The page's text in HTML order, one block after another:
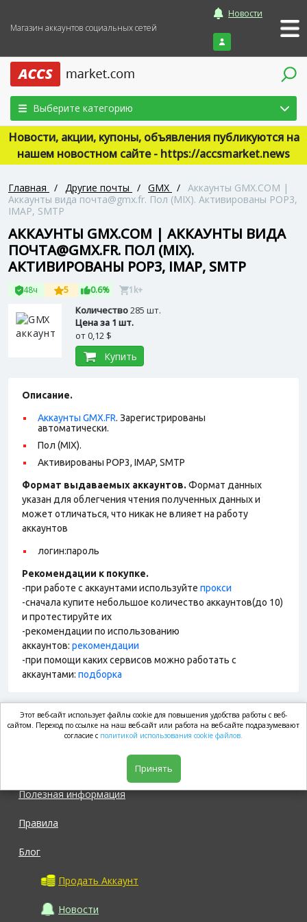
Магазин аккаунтов социальных сетей
Новости
Войти
Выберите категорию
Новости, акции, купоны, объявления публикуются на
нашем новостном сайте - https://accsmarket.news
Главная / Другие почты / GMX / Аккаунты GMX.COM |
Аккаунты вида почта@gmx.fr. Пол (MIX). Активированы POP3,
IMAP, SMTP
АККАУНТЫ GMX.COM | АККАУНТЫ ВИДА
ПОЧТА@GMX.FR. ПОЛ (MIX).
АКТИВИРОВАНЫ POP3, IMAP, SMTP
48ч 5 0.6% 1k+
Количество285 шт.
Цена за 1 шт.
от0,12 $
Купить
Описание.
Аккаунты GMX.FR. Зарегистрированы
автоматически.
Пол (MIX).
Активированы POP3, IMAP, SMTP
Формат выдаваемых аккаунтов. Формат данных
указан для облегчения чтения полученных данных и
может отличаться, что никак не влияет на работу
аккаунтов
логин:пароль
Рекомендации к покупке.
-при работе с аккаунтами используйте прокси
-сначала купите небольшое количество аккаунтов(до 10)
и протестируйте их
-рекомендации по использованию
аккаунтов: рекомендации
-при помощи каких сервисов можно работать с
аккаунтами: подборка
market.com
Полезная информация
Правила
Блог
Продать Аккаунт
Новости
Этот веб-сайт использует файлы cookie для повышения удобства работы с веб-
сайтом. Переход по ссылке на наш веб-сайт или работа на веб-сайте подразумевают
согласие с политикой использования cookie файлов.
Принять